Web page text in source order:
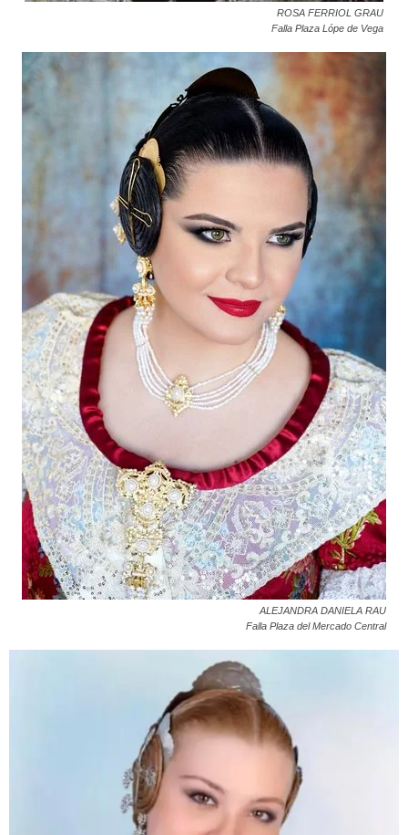
ROSA FERRIOL GRAU
Falla Plaza Lópe de Vega
ALEJANDRA DANIELA RAU
Falla Plaza del Mercado Central